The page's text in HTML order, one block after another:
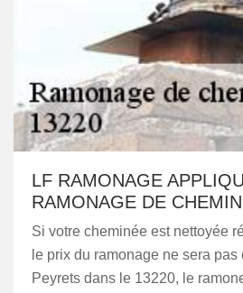
LF RAMONAGE
RAMONAGE DE
Si votre cheminée est nettoyée
le prix du ramonage ne sera
Peyrets dans le 13220, le